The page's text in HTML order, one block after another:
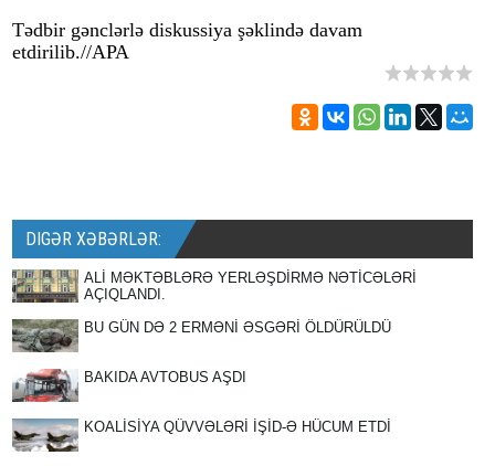
Tədbir gənclərlə diskussiya şəklində davam
etdirilib.//APA
DIGƏR XƏBƏRLƏR:
ALİ MƏKTƏBLƏRƏ YERLƏŞDİRMƏ NƏTİCƏLƏRİ
AÇIQLANDI.
BU GÜN DƏ 2 ERMƏNİ ƏSGƏRİ ÖLDÜRÜLDÜ
BAKIDA AVTOBUS AŞDI
KOALİSİYA QÜVVƏLƏRİ İŞİD-Ə HÜCUM ETDİ